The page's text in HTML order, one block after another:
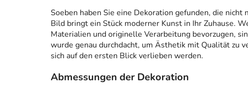
Soeben haben Sie eine Dekoration gefunden, die
Bild bringt ein Stück moderner Kunst in Ihr Zuhause.
Materialien und originelle Verarbeitung bevorzugen,
wurde genau durchdacht, um Ästhetik mit Qualität zu
sich auf den ersten Blick verlieben werden.
Abmessungen der Dekoration